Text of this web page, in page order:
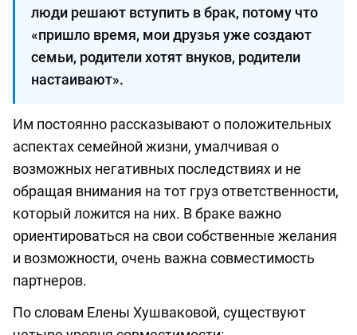
люди решают вступить в брак, потому что
«пришло время, мои друзья уже создают
семьи, родители хотят внуков, родители
настаивают».
Им постоянно рассказывают о положительных
аспектах семейной жизни, умалчивая о
возможных негативных последствиях и не
обращая внимания на тот груз ответственности,
который ложится на них. В браке важно
ориентироваться на свои собственные желания
и возможности, очень важна совместимость
партнеров.
По словам Елены Хушваковой, существуют